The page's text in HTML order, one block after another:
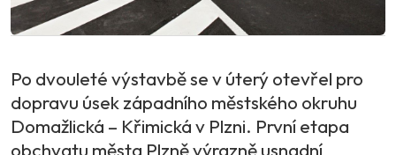
Po dvouleté výstavbě se v úterý otevřel pro
dopravu úsek západního městského okruhu
Domažlická – Křimická v Plzni. První etapa
obchvatu města Plzně výrazně usnadní